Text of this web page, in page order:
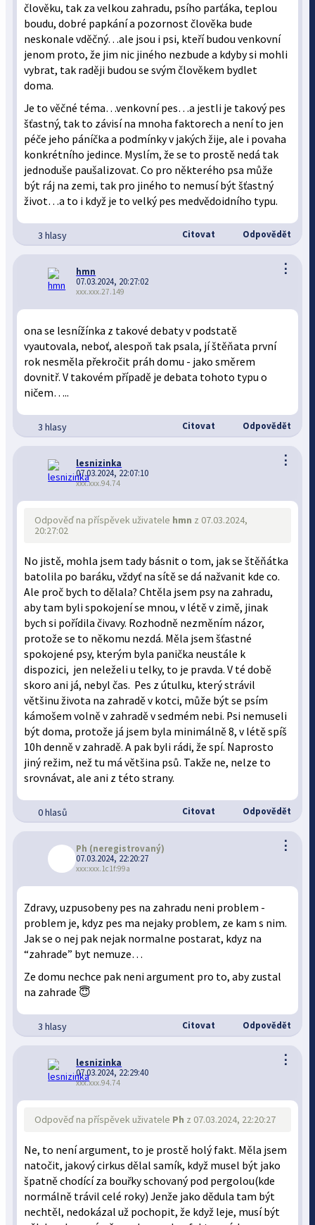
člověku, tak za velkou zahradu, psího parťáka, teplou
boudu, dobré papkání a pozornost člověka bude
neskonale vděčný…ale jsou i psi, kteří budou venkovní
jenom proto, že jim nic jiného nezbude a kdyby si mohli
vybrat, tak raději budou se svým člověkem bydlet
doma.
Je to věčné téma…venkovní pes…a jestli je takový pes
šťastný, tak to závisí na mnoha faktorech a není to jen
péče jeho páníčka a podmínky v jakých žije, ale i povaha
konkrétního jedince. Myslím, že se to prostě nedá tak
jednoduše paušalizovat. Co pro některého psa může
být ráj na zemi, tak pro jiného to nemusí být šťastný
život…a to i když je to velký pes medvědoidního typu.
3 hlasy Citovat Odpovědět
⋮
hmn
07.03.2024, 20:27:02
xxx.xxx.27.149
ona se lesnížínka z takové debaty v podstatě
vyautovala, neboť, alespoň tak psala, jí štěňata první
rok nesměla překročit práh domu - jako směrem
dovnitř. V takovém případě je debata tohoto typu o
ničem…..
3 hlasy Citovat Odpovědět
⋮
lesnizinka
07.03.2024, 22:07:10
xxx.xxx.94.74
Odpověď na příspěvek uživatele hmn z 07.03.2024,
20:27:02
No jistě, mohla jsem tady básnit o tom, jak se štěňátka
batolila po baráku, vždyť na sítě se dá nažvanit kde co.
Ale proč bych to dělala? Chtěla jsem psy na zahradu,
aby tam byli spokojení se mnou, v létě v zimě, jinak
bych si pořídila čivavy. Rozhodně nezměním názor,
protože se to někomu nezdá. Měla jsem šťastné
spokojené psy, kterým byla panička neustále k
dispozici, jen neleželi u telky, to je pravda. V té době
skoro ani já, nebyl čas. Pes z útulku, který strávil
většinu života na zahradě v kotci, může být se psím
kámošem volně v zahradě v sedmém nebi. Psi nemuseli
být doma, protože já jsem byla minimálně 8, v létě spíš
10h denně v zahradě. A pak byli rádi, že spí. Naprosto
jiný režim, než tu má většina psů. Takže ne, nelze to
srovnávat, ale ani z této strany.
0 hlasů Citovat Odpovědět
⋮
Ph (neregistrovaný)
07.03.2024, 22:20:27
xxx:xxx.1c1f:99a
Zdravy, uzpusobeny pes na zahradu neni problem -
problem je, kdyz pes ma nejaky problem, ze kam s nim.
Jak se o nej pak nejak normalne postarat, kdyz na
“zahrade” byt nemuze…
Ze domu nechce pak neni argument pro to, aby zustal
na zahrade 😇
3 hlasy Citovat Odpovědět
⋮
lesnizinka
07.03.2024, 22:29:40
xxx.xxx.94.74
Odpověď na příspěvek uživatele Ph z 07.03.2024, 22:20:27
Ne, to není argument, to je prostě holý fakt. Měla jsem
natočit, jakový cirkus dělal samík, když musel být jako
špatně chodící za bouřky schovaný pod pergolou(kde
normálně trávil celé roky) Jenže jako dědula tam být
nechtěl, nedokázal už pochopit, že když leje, musí být